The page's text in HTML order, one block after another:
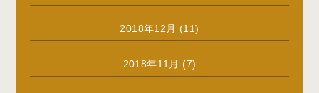
2018年12月 (11)
2018年11月 (7)